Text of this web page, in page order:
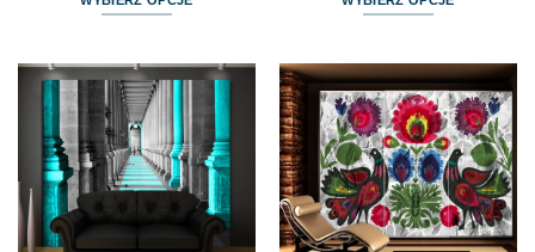
ma
wiele
wariantów.
Opcje
można
na
ma
wiele
wariantów.
Opcje
można
wybrać
na